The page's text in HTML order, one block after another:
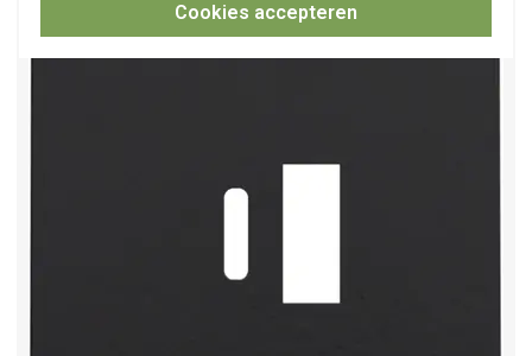
Cookies accepteren